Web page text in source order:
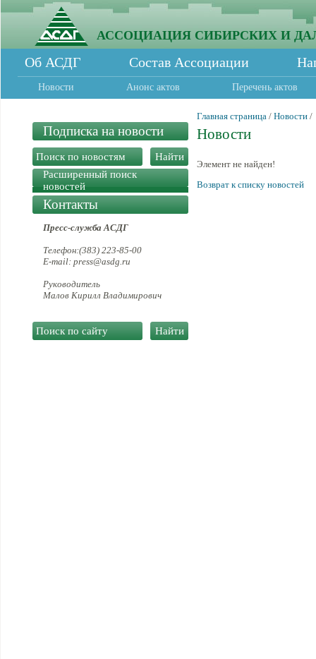
АССОЦИАЦИЯ СИБИРСКИХ И
Об АСДГ Состав Ассоциации
Новости Анонс актов Перечень актов
Подписка на новости
Расширенный поиск
новостей
Контакты
Пресс-служба АСДГ
Телефон:(383) 223-85-00
E-mail: press@asdg.ru
Руководитель
Малов Кирилл Владимирович
Главная страница / Новости /
Новости
Элемент не найден!
Возврат к списку новостей